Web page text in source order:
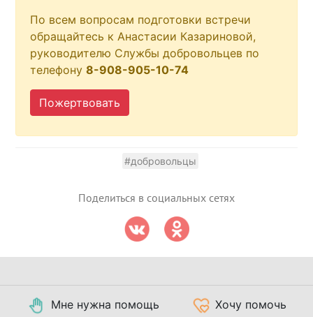
По всем вопросам подготовки встречи
обращайтесь к Анастасии Казариновой,
руководителю Службы добровольцев по
телефону8-908-905-10-74
Пожертвовать
#добровольцы
Поделиться в социальных сетях
Мне нужна помощь Хочу помочь